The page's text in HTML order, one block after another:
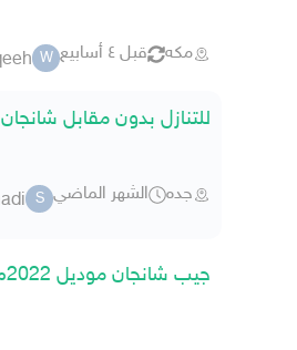
مكه قبل ٤ أسابيع W
للتنازل بدون مقابل شانجان سى اس 85
جده الشهر الماضي S
جيب شانجان موديل 2022م cs85